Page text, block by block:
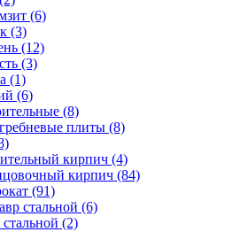
(6)
(3)
(12)
(3)
(1)
(6)
(8)
плиты (8)
кирпич (4)
кирпич (84)
(91)
стальной (6)
(2)